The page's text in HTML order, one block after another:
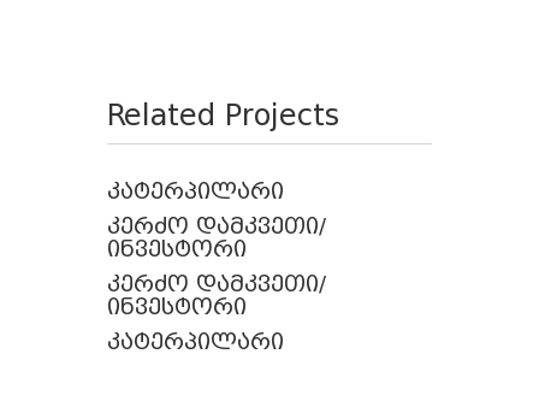
Related Projects
კატერპილარი
კერძო დამკვეთი/
ინვესტორი
კერძო დამკვეთი/
ინვესტორი
კატერპილარი